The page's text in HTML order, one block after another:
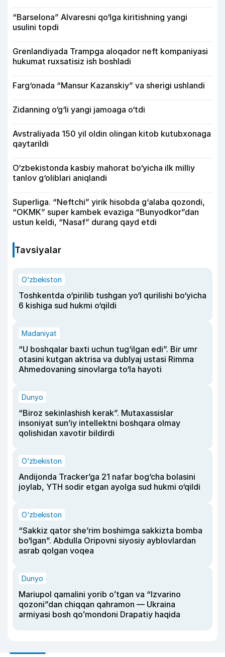
“Barselona” Alvaresni qo‘lga kiritishning yangi
usulini topdi
Grenlandiyada Trampga aloqador neft kompaniyasi
hukumat ruxsatisiz ish boshladi
Farg‘onada “Mansur Kazanskiy” va sherigi ushlandi
Zidanning o‘g‘li yangi jamoaga o‘tdi
Avstraliyada 150 yil oldin olingan kitob kutubxonaga
qaytarildi
O‘zbekistonda kasbiy mahorat bo‘yicha ilk milliy
tanlov g‘oliblari aniqlandi
Superliga. “Neftchi” yirik hisobda g‘alaba qozondi,
“OKMK” super kambek evaziga “Bunyodkor”dan
ustun keldi, “Nasaf” durang qayd etdi
Tavsiyalar
O‘zbekiston
Toshkentda o‘pirilib tushgan yo‘l qurilishi bo‘yicha
6 kishiga sud hukmi o‘qildi
Madaniyat
“U boshqalar baxti uchun tug‘ilgan edi”. Bir umr
otasini kutgan aktrisa va dublyaj ustasi Rimma
Ahmedovaning sinovlarga to‘la hayoti
Dunyo
“Biroz sekinlashish kerak”. Mutaxassislar
insoniyat sun’iy intellektni boshqara olmay
qolishidan xavotir bildirdi
O‘zbekiston
Andijonda Tracker’ga 21 nafar bog‘cha bolasini
joylab, YTH sodir etgan ayolga sud hukmi o‘qildi
O‘zbekiston
“Sakkiz qator she’rim boshimga sakkizta bomba
bo‘lgan”. Abdulla Oripovni siyosiy ayblovlardan
asrab qolgan voqea
Dunyo
Mariupol qamalini yorib oʻtgan va “Izvarino
qozoni”dan chiqqan qahramon — Ukraina
armiyasi bosh qoʻmondoni Drapatiy haqida